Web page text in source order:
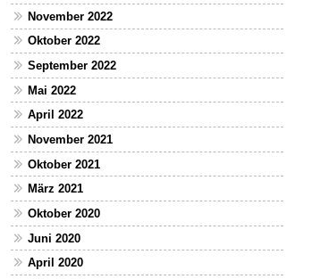
November 2022
Oktober 2022
September 2022
Mai 2022
April 2022
November 2021
Oktober 2021
März 2021
Oktober 2020
Juni 2020
April 2020